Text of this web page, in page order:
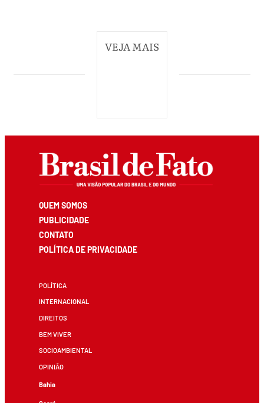
VEJA MAIS
QUEM SOMOS
PUBLICIDADE
CONTATO
POLÍTICA DE PRIVACIDADE
POLÍTICA
INTERNACIONAL
DIREITOS
BEM VIVER
SOCIOAMBIENTAL
OPINIÃO
Bahia